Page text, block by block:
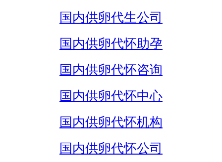
国内供卵代生公司
国内供卵代怀助孕
国内供卵代怀咨询
国内供卵代怀中心
国内供卵代怀机构
国内供卵代怀公司